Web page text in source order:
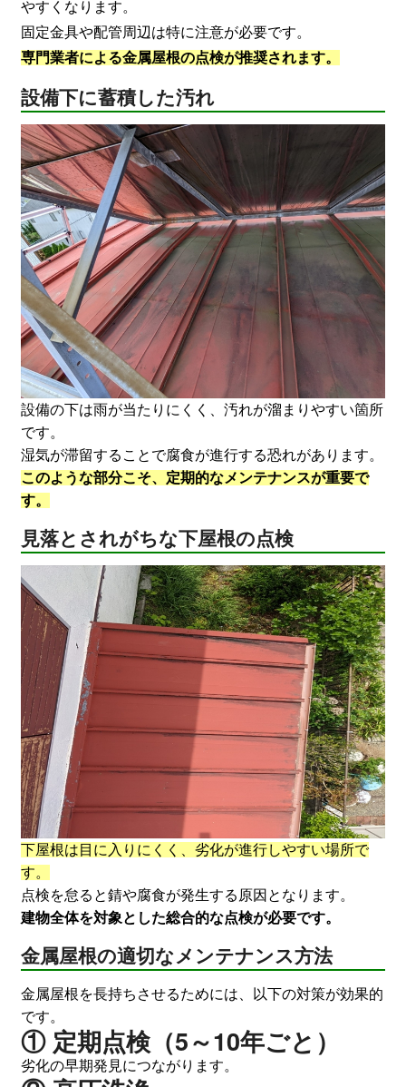
やすくなります。
固定金具や配管周辺は特に注意が必要です。
専門業者による金属屋根の点検が推奨されます。
設備下に蓄積した汚れ
設備の下は雨が当たりにくく、汚れが溜まりやすい箇所
です。
湿気が滞留することで腐食が進行する恐れがあります。
このような部分こそ、定期的なメンテナンスが重要で
す。
見落とされがちな下屋根の点検
下屋根は目に入りにくく、劣化が進行しやすい場所で
す。
点検を怠ると錆や腐食が発生する原因となります。
建物全体を対象とした総合的な点検が必要です。
金属屋根の適切なメンテナンス方法
金属屋根を長持ちさせるためには、以下の対策が効果的
です。
① 定期点検（5～10年ごと）
劣化の早期発見につながります。